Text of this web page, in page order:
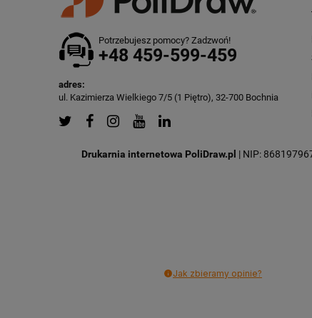
Potrzebujesz pomocy? Zadzwoń!
+48 459-599-459
adres:
ul. Kazimierza Wielkiego 7/5 (1 Piętro), 32-700 Bochnia
Drukarnia internetowa PoliDraw.pl | NIP:
Jak zbieramy opinie?